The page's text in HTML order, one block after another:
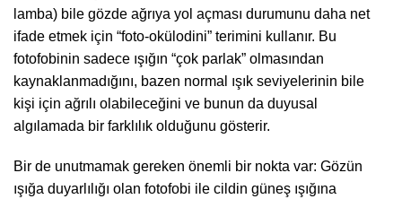
lamba) bile gözde ağrıya yol açması durumunu daha net
ifade etmek için “foto-okülodini” terimini kullanır. Bu
fotofobinin sadece ışığın “çok parlak” olmasından
kaynaklanmadığını, bazen normal ışık seviyelerinin bile
kişi için ağrılı olabileceğini ve bunun da duyusal
algılamada bir farklılık olduğunu gösterir.
Bir de unutmamak gereken önemli bir nokta var: Gözün
ışığa duyarlılığı olan fotofobi ile cildin güneş ışığına